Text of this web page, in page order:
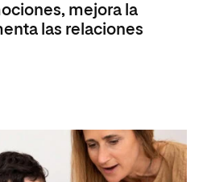
mejora la
las relaciones